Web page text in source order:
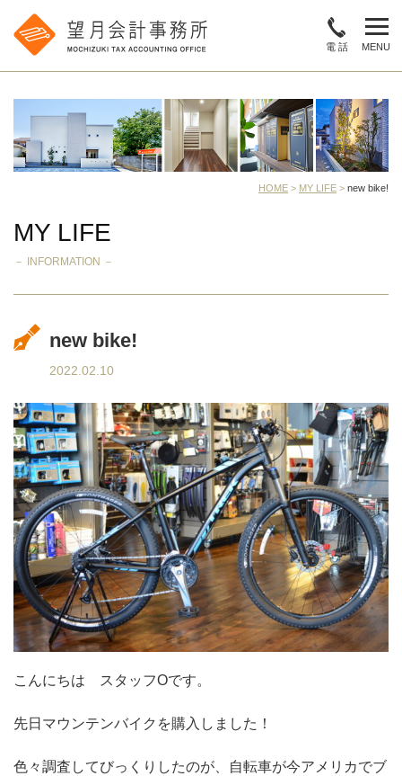
MENU
電 話
HOME > MY LIFE > new bike!
MY LIFE
－ INFORMATION －
new bike!
2022.02.10
こんにちは スタッフOです。
先日マウンテンバイクを購入しました！
色々調査してびっくりしたのが、自転車が今アメリカでブ